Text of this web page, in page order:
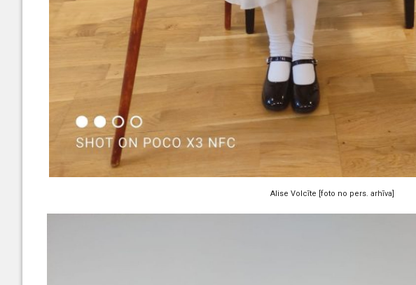
Alise Volcīte [foto no pers. arhīva]